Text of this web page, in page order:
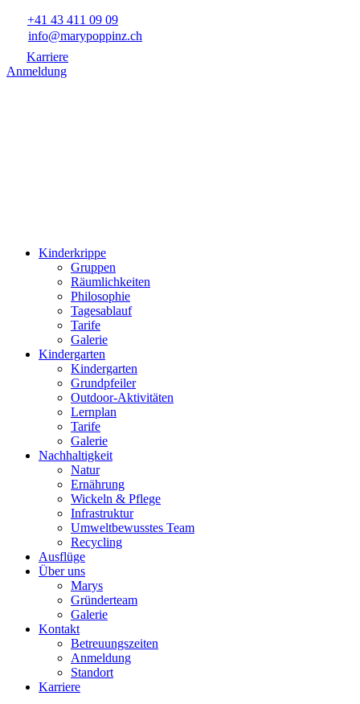
+41 43 411 09 09
info@marypoppinz.ch
Karriere
Anmeldung
Kinderkrippe
Gruppen
Räumlichkeiten
Philosophie
Tagesablauf
Tarife
Galerie
Kindergarten
Kindergarten
Grundpfeiler
Outdoor-Aktivitäten
Lernplan
Tarife
Galerie
Nachhaltigkeit
Natur
Ernährung
Wickeln & Pflege
Infrastruktur
Umweltbewusstes Team
Recycling
Ausflüge
Über uns
Marys
Gründerteam
Galerie
Kontakt
Betreuungszeiten
Anmeldung
Standort
Karriere